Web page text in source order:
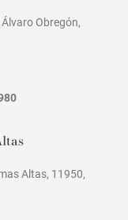
Obregón,
Altas, 11950,